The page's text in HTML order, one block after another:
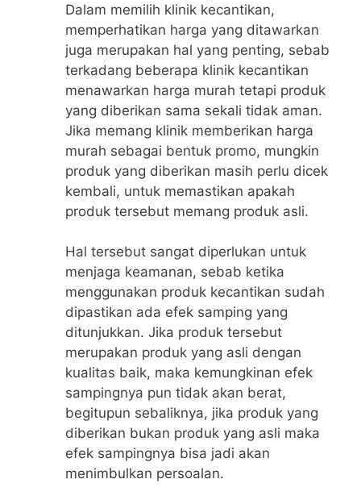
Dalam memilih klinik kecantikan,
memperhatikan harga yang ditawarkan
juga merupakan hal yang penting, sebab
terkadang beberapa klinik kecantikan
menawarkan harga murah tetapi produk
yang diberikan sama sekali tidak aman.
Jika memang klinik memberikan harga
murah sebagai bentuk promo, mungkin
produk yang diberikan masih perlu dicek
kembali, untuk memastikan apakah
produk tersebut memang produk asli.
Hal tersebut sangat diperlukan untuk
menjaga keamanan, sebab ketika
menggunakan produk kecantikan sudah
dipastikan ada efek samping yang
ditunjukkan. Jika produk tersebut
merupakan produk yang asli dengan
kualitas baik, maka kemungkinan efek
sampingnya pun tidak akan berat,
begitupun sebaliknya, jika produk yang
diberikan bukan produk yang asli maka
efek sampingnya bisa jadi akan
menimbulkan persoalan.